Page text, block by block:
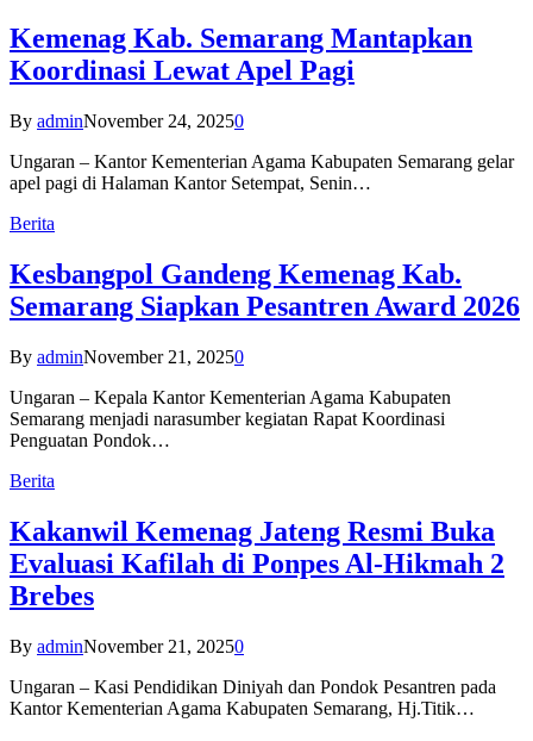
Kemenag Kab. Semarang Mantapkan
Koordinasi Lewat Apel Pagi
By adminNovember 24, 20250
Ungaran – Kantor Kementerian Agama Kabupaten Semarang gelar
apel pagi di Halaman Kantor Setempat, Senin…
Berita
Kesbangpol Gandeng Kemenag Kab.
Semarang Siapkan Pesantren Award 2026
By adminNovember 21, 20250
Ungaran – Kepala Kantor Kementerian Agama Kabupaten
Semarang menjadi narasumber kegiatan Rapat Koordinasi
Penguatan Pondok…
Berita
Kakanwil Kemenag Jateng Resmi Buka
Evaluasi Kafilah di Ponpes Al-Hikmah 2
Brebes
By adminNovember 21, 20250
Ungaran – Kasi Pendidikan Diniyah dan Pondok Pesantren pada
Kantor Kementerian Agama Kabupaten Semarang, Hj.Titik…